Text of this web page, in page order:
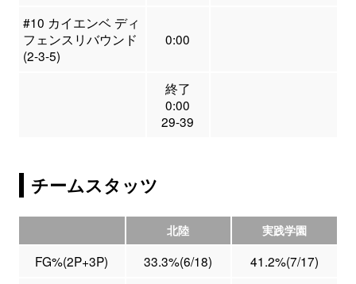
#10 カイエンベ ディ
フェンスリバウンド
(2-3-5)
0:00
終了
0:00
29-39
チームスタッツ
北陸 実践学園
FG%(2P+3P) 33.3%(6/18)
41.2%(7/17)